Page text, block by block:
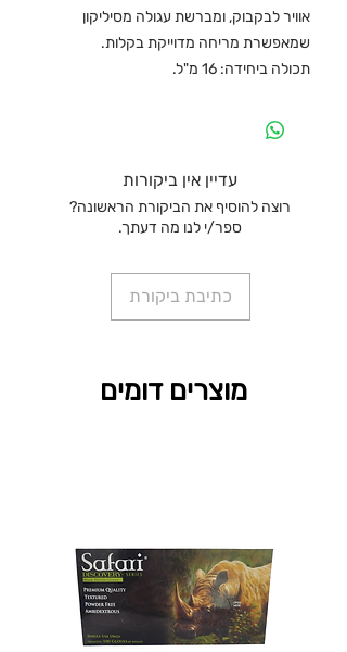
אוויר לבקבוק, ומברשת עגולה מסיליקון
שמאפשרת מריחה מדוייקת בקלות.
תכולה ביחידה: 16 מ"ל.
עדיין אין ביקורות
רוצה להוסיף את הביקורת הראשונה?
ספר/י לנו מה דעתך.
כתיבת ביקורת
מוצרים דומים